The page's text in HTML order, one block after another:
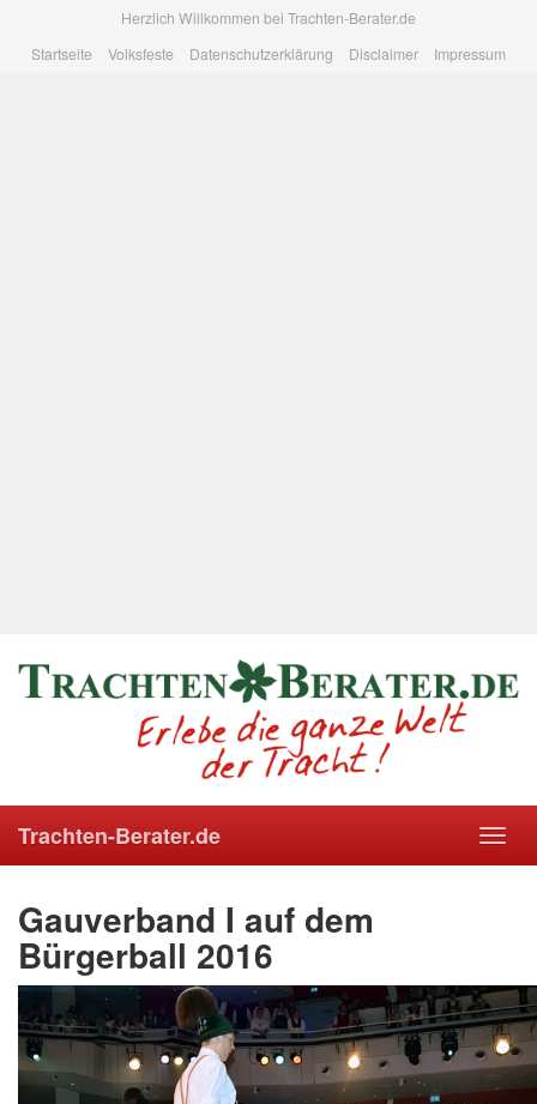
main
Herzlich Willkommen bei Trachten-Berater.de
Startseite
Volksfeste Datenschutzerklärung Disclaimer Impressum
Trachten-Berater.de
Gauverband I auf dem
Bürgerball 2016